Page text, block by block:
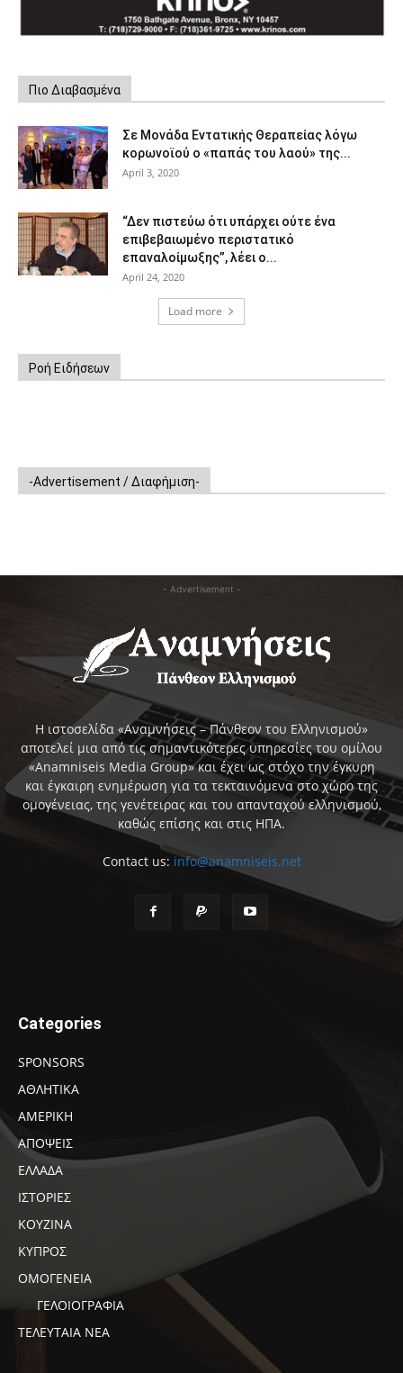
Πιο Διαβασμένα
Σε Μονάδα Εντατικής Θεραπείας λόγω
κορωνοϊού ο «παπάς του λαού» της...
April 3, 2020
“Δεν πιστεύω ότι υπάρχει ούτε ένα
επιβεβαιωμένο περιστατικό
επαναλοίμωξης”, λέει ο...
April 24, 2020
Load more
Ροή Ειδήσεων
-Advertisement / Διαφήμιση-
- Advertisement -
Η ιστοσελίδα «Αναμνήσεις – Πάνθεον του Ελληνισμού»
αποτελεί μια από τις σημαντικότερες υπηρεσίες του ομίλου
«Anamniseis Media Group» και έχει ως στόχο την έγκυρη
και έγκαιρη ενημέρωση για τα τεκταινόμενα στο χώρο της
ομογένειας, της γενέτειρας και του απανταχού ελληνισμού,
καθώς επίσης και στις ΗΠΑ.
Contact us: info@anamniseis.net
Categories
SPONSORS
ΑΘΛΗΤΙΚΑ
ΑΜΕΡΙΚΗ
ΑΠΟΨΕΙΣ
ΕΛΛΑΔΑ
ΙΣΤΟΡΙΕΣ
ΚΟΥΖΙΝΑ
ΚΥΠΡΟΣ
ΟΜΟΓΕΝΕΙΑ
ΓΕΛΟΙΟΓΡΑΦΙΑ
ΤΕΛΕΥΤΑΙΑ ΝΕΑ